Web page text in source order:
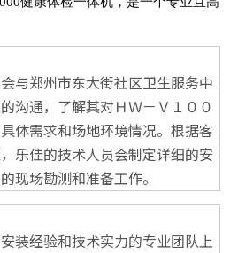
与郑州市东大街社区卫生服务中
沟通，了解其对ＨＷ－Ｖ１００
体需求和场地环境情况。根据客
乐佳的技术人员会制定详细的安
现场勘测和准备工作。
装经验和技术实力的专业团队上